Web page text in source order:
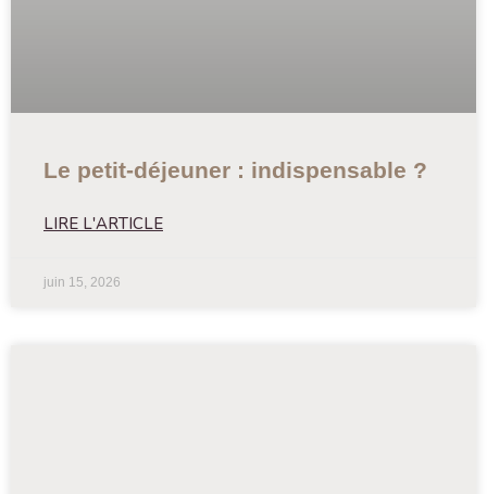
Le petit-déjeuner : indispensable ?
LIRE L'ARTICLE
juin 15, 2026